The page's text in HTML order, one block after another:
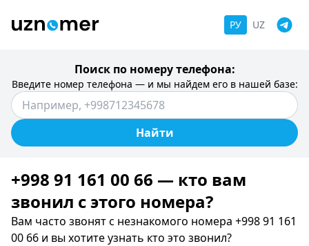
РУ UZ
Поиск по номеру телефона:
Введите номер телефона — и мы найдем его в нашей базе:
Найти
+998 91 161 00 66 — кто вам
звонил c этого номера?
Вам часто звонят с незнакомого номера +998 91 161
00 66 и вы хотите узнать кто это звонил?